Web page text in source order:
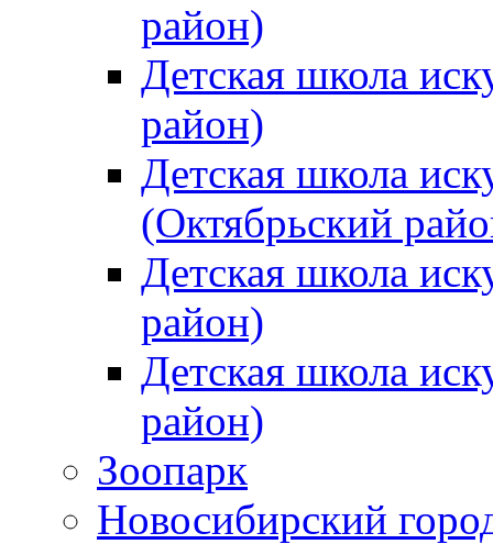
район)
Детская школа
район)
Детская школа
(Октябрьский
Детская школа
район)
Детская школа
район)
Зоопарк
Новосибирский